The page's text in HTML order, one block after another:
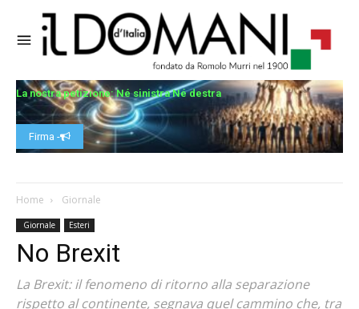
La nostra petizione: Né sinistra Né destra
Firma -
Home Giornale
Giornale Esteri
No Brexit
La Brexit: il fenomeno di ritorno alla separazione
rispetto al continente, segnava quel cammino che, tra